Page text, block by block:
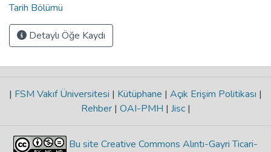
Tarih Bölümü
Detaylı Öğe Kaydı
| FSM Vakıf Üniversitesi | Kütüphane | Açık Erişim Politikası |
Rehber | OAI-PMH | Jisc |
Bu site Creative Commons Alıntı-Gayri Ticari-